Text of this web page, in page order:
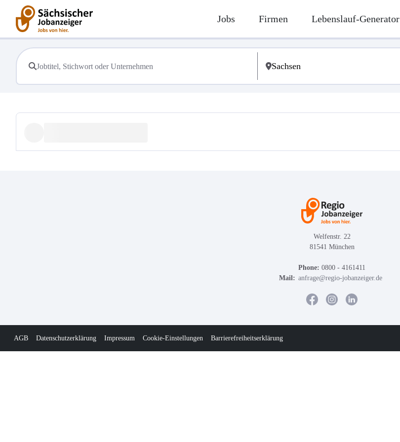
Jobs Firmen Lebenslauf-Generator
Welfenstr. 22
81541 München
Phone: 0800 - 4161411
Mail: anfrage@regio-jobanzeiger.de
AGB Datenschutzerklärung Impressum Cookie-Einstellungen Barrierefreiheitserklärung